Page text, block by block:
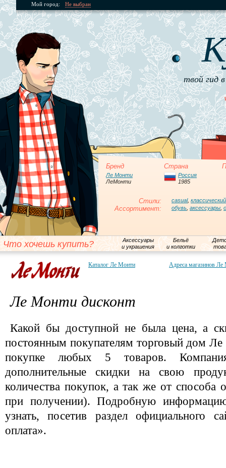
Мой город: Не выбран
твой гид
Бренд Страна
Ле Монти
ЛеМонти
Россия
1985
Стили: casual, классический
Ассортимент: обувь аксессуары
Что хочешь купить?
Аксессуары
и украшения
Бельё
и колготки
Каталог Ле Монти Адреса магазинов Ле
Ле Монти дисконт
Какой бы доступной не была цена, а
постоянным покупателям торговый дом
покупке любых 5 товаров.
дополнительные скидки на свою
количества покупок, а так же от способа
при получении). Подробную
узнать, посетив раздел официального
оплата».